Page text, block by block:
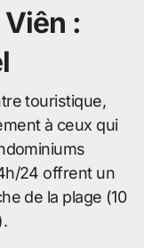
:
touristique,
à ceux qui
24 offrent un
de la plage (10